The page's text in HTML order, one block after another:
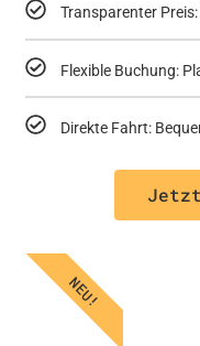
Transparenter
Flexible Buchung:
Direkte Fahrt:
NEU!